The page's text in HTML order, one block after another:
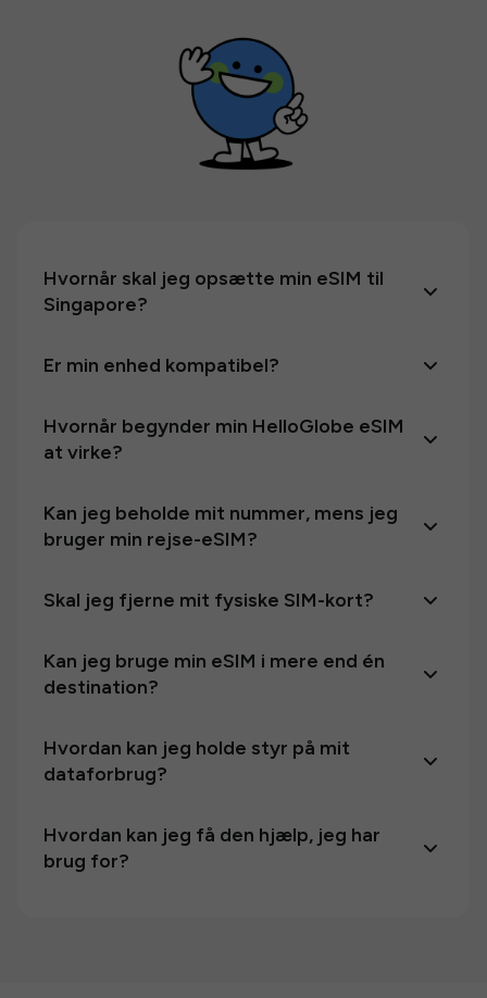
Hvornår skal jeg opsætte min eSIM til
Singapore?
Er min enhed kompatibel?
Hvornår begynder min HelloGlobe eSIM
at virke?
Kan jeg beholde mit nummer, mens jeg
bruger min rejse-eSIM?
Skal jeg fjerne mit fysiske SIM-kort?
Kan jeg bruge min eSIM i mere end én
destination?
Hvordan kan jeg holde styr på mit
dataforbrug?
Hvordan kan jeg få den hjælp, jeg har
brug for?